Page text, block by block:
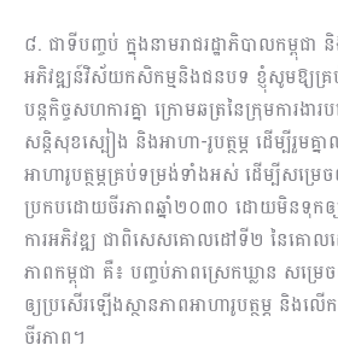
៨. ជាទីបញ្ចប់ ក្នុងនាមរាជរដ្ឋាភិបាលកម្ពុជា
អភិវឌ្ឍន៍វិស័យកសិកម្មនិងជនបទ ខ្ញុំសូមឱ្យគ្រ
បន្តកិច្ចសហការគ្នា ក្រោមឆត្រនៃក្រុមការងា
សន្តិសុខស្បៀង និងអាហា-រូបត្ថម្ភ ដើម្បីរួមគ្ន
អាហារូបត្ថម្ភគ្រប់ទម្រង់ទាំងអស់ ដើម្បីសម្រ
ប្រកបដោយចីរភាពឆ្នាំ២០៣០ ដោយមិនទុកឲ្
ការអភិវឌ្ឍ ជាពិសេសគោលដៅទី២ នៃគោល
ភាពកម្ពុជា គឺ៖ បញ្ចប់ភាពស្រេកឃ្លាន សម្រ
ឲ្យប្រសើរឡើងស្ថានភាពអាហារូបត្ថម្ភ និង
ចីរភាព។